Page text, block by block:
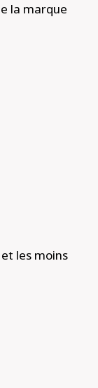
la marque
les moins